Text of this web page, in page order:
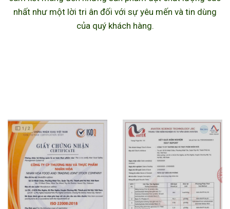
nhất như một lời tri ân đối với sự yêu mến và tin dùng
của quý khách hàng.